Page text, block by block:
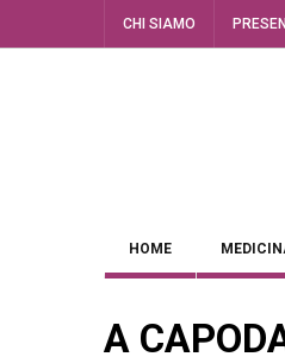
CHI SIAMO
HOME
A